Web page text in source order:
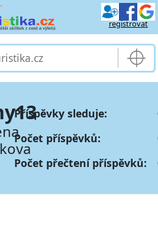
registrovat
›
Příspěvky sleduje:
Počet příspěvků:
Počet přečtení příspěvků: